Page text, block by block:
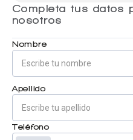
Compramos tu auto
Acerca de SG Autos
Financiamiento
Flotas
Centro de ayuda
Furgón
Doble
Completa tus datos
nosotros
Nombre
Apellido
Teléfono